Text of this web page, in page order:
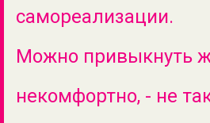
самореализации.
Можно привыкнуть
некомфортно, - не